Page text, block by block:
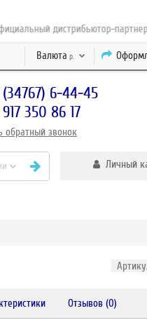
дистрибьютор-партнер
Валюта р.
(34767) 6-44-45
350 86 17
обратный звонок
Личный
Отзывов (0)